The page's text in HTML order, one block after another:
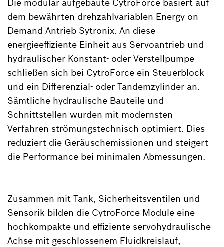
Die modular aufgebaute CytroForce basiert auf
dem bewährten drehzahlvariablen Energy on
Demand Antrieb Sytronix. An diese
energieeffiziente Einheit aus Servoantrieb und
hydraulischer Konstant- oder Verstellpumpe
schließen sich bei CytroForce ein Steuerblock
und ein Differenzial- oder Tandemzylinder an.
Sämtliche hydraulische Bauteile und
Schnittstellen wurden mit modernsten
Verfahren strömungstechnisch optimiert. Dies
reduziert die Geräuschemissionen und steigert
die Performance bei minimalen Abmessungen.
Zusammen mit Tank, Sicherheitsventilen und
Sensorik bilden die CytroForce Module eine
hochkompakte und effiziente servohydraulische
Achse mit geschlossenem Fluidkreislauf,